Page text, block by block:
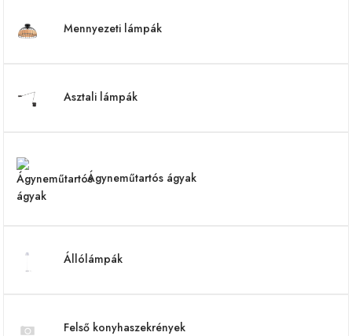
Mennyezeti lámpák
Asztali lámpák
Ágyneműtartós ágyak
Állólámpák
Felső konyhaszekrények